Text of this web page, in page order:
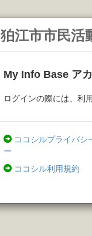
狛江市市民活
My Info Base ア
ログインの際には、利
ココシルプライバシ
ー
ココシル利用規約